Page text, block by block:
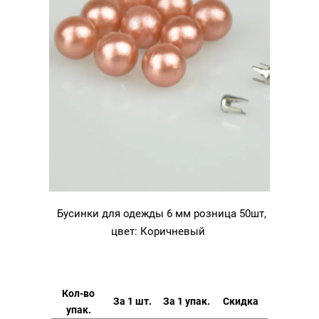
Бусинки для одежды 6 мм розница 50шт,
цвет: Коричневый
Кол-во
упак.
За 1 шт. За 1 упак. Скидка